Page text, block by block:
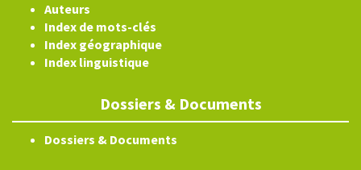
Auteurs
Index de mots-clés
Index géographique
Index linguistique
Dossiers & Documents
Dossiers & Documents